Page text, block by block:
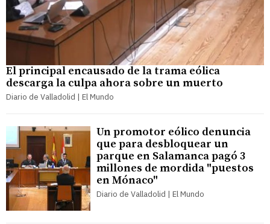
El principal encausado de la trama eólica
descarga la culpa ahora sobre un muerto
Diario de Valladolid | El Mundo
Un promotor eólico denuncia
que para desbloquear un
parque en Salamanca pagó 3
millones de mordida "puestos
en Mónaco"
Diario de Valladolid | El Mundo